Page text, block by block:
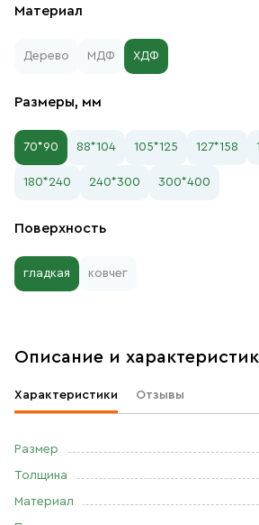
Материал
Дерево МДФ ХДФ
Размеры, мм
70*90 88*104 105*125 127*158
180*240 240*300 300*400
Поверхность
гладкая ковчег
Описание и
Характеристики Отзывы
Размер
Толщина
Материал